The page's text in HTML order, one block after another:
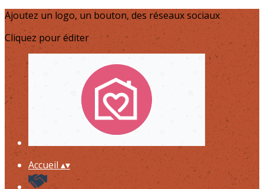
Ajoutez un logo, un bouton, des réseaux sociaux
Cliquez pour éditer
Accueil ▴▾